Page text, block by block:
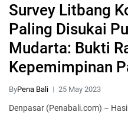
Survey Litbang
Paling Disukai
Mudarta: Bukti
Kepemimpinan
ByPena Bali 25 May 2023
Denpasar (Penabali.com) –